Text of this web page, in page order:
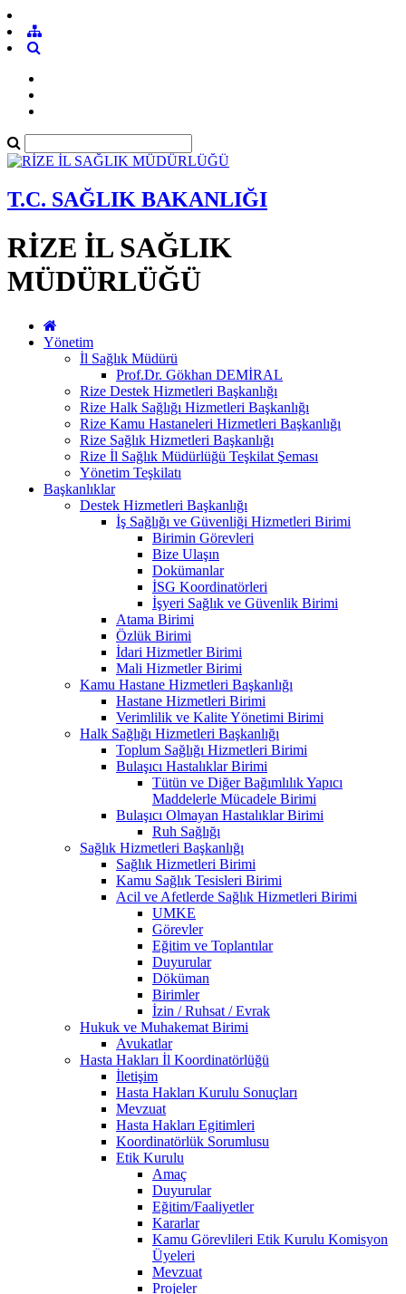
T.C. SAĞLIK BAKANLIĞI
RİZE İL SAĞLIK
MÜDÜRLÜĞÜ
Yönetim
İl Sağlık Müdürü
Prof.Dr. Gökhan DEMİRAL
Rize Destek Hizmetleri Başkanlığı
Rize Halk Sağlığı Hizmetleri Başkanlığı
Rize Kamu Hastaneleri Hizmetleri Başkanlığı
Rize Sağlık Hizmetleri Başkanlığı
Rize İl Sağlık Müdürlüğü Teşkilat Şeması
Yönetim Teşkilatı
Başkanlıklar
Destek Hizmetleri Başkanlığı
İş Sağlığı ve Güvenliği Hizmetleri Birimi
Birimin Görevleri
Bize Ulaşın
Dokümanlar
İSG Koordinatörleri
İşyeri Sağlık ve Güvenlik Birimi
Atama Birimi
Özlük Birimi
İdari Hizmetler Birimi
Mali Hizmetler Birimi
Kamu Hastane Hizmetleri Başkanlığı
Hastane Hizmetleri Birimi
Verimlilik ve Kalite Yönetimi Birimi
Halk Sağlığı Hizmetleri Başkanlığı
Toplum Sağlığı Hizmetleri Birimi
Bulaşıcı Hastalıklar Birimi
Tütün ve Diğer Bağımlılık Yapıcı
Maddelerle Mücadele Birimi
Bulaşıcı Olmayan Hastalıklar Birimi
Ruh Sağlığı
Sağlık Hizmetleri Başkanlığı
Sağlık Hizmetleri Birimi
Kamu Sağlık Tesisleri Birimi
Acil ve Afetlerde Sağlık Hizmetleri Birimi
UMKE
Görevler
Eğitim ve Toplantılar
Duyurular
Döküman
Birimler
İzin / Ruhsat / Evrak
Hukuk ve Muhakemat Birimi
Avukatlar
Hasta Hakları İl Koordinatörlüğü
İletişim
Hasta Hakları Kurulu Sonuçları
Mevzuat
Hasta Hakları Egitimleri
Koordinatörlük Sorumlusu
Etik Kurulu
Amaç
Duyurular
Eğitim/Faaliyetler
Kararlar
Kamu Görevlileri Etik Kurulu Komisyon
Üyeleri
Mevzuat
Projeler